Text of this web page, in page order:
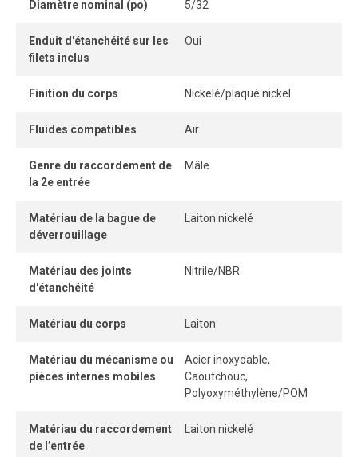
les applications industrielles nécessitant fiabilité et
Diamètre nominal (po) 5/32
Enduit d'étanchéité sur les
filets inclus
Oui
Finition du corps Nickelé/plaqué nickel
Fluides compatibles Air
Genre du raccordement de
la 2e entrée
Mâle
Matériau de la bague de
déverrouillage
Laiton nickelé
Matériau des joints
d'étanchéité
Nitrile/NBR
Matériau du corps Laiton
Matériau du mécanisme ou
pièces internes mobiles
Acier inoxydable,
Caoutchouc,
Polyoxyméthylène/POM
Matériau du raccordement
de l’entrée
Laiton nickelé